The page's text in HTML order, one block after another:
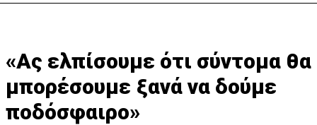
«Ας ελπίσουμε ότι σύντομα θα
μπορέσουμε ξανά να δούμε
ποδόσφαιρο»